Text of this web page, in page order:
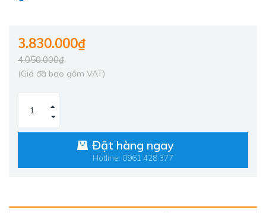
3.830.000₫
4.050.000₫
(Giá đã bao gồm VAT)
Đặt hàng ngay
Hotline: 0961 428 377